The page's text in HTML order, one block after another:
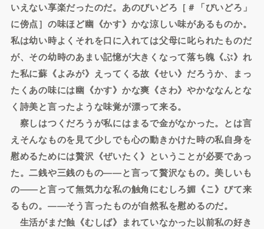
いえない享楽だったのだ。あのびいどろ［＃「びいどろ」
に傍点］の味ほど幽《かす》かな涼しい味があるものか。
私は幼い時よくそれを口に入れては父母に叱られたものだ
が、その幼時のあまい記憶が大きくなって落ち魄《ぶ》れ
た私に蘇《よみが》えってくる故《せい》だろうか、まっ
たくあの味には幽《かす》かな爽《さわ》やかななんとな
く詩美と言ったような味覚が漂って来る。
察しはつくだろうが私にはまるで金がなかった。とは言
えそんなものを見て少しでも心の動きかけた時の私自身を
慰めるためには贅沢《ぜいたく》ということが必要であっ
た。二銭や三銭のもの――と言って贅沢なもの。美しいも
の――と言って無気力な私の触角にむしろ媚《こ》びて来
るもの。――そう言ったものが自然私を慰めるのだ。
生活がまだ蝕《むしば》まれていなかった以前私の好き